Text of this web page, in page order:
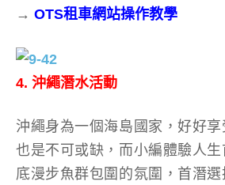
→ OTS租車網站操作教學
4. 沖繩潛水活動
沖繩身為一個海島國家，好好
也是不可或缺，而小編體驗人
底漫步魚群包圍的氛圍，首潛選